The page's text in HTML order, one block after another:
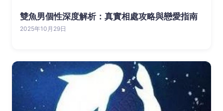
雙魚男個性深度解析：真實相處攻略與戀愛指南
2025年10月29日